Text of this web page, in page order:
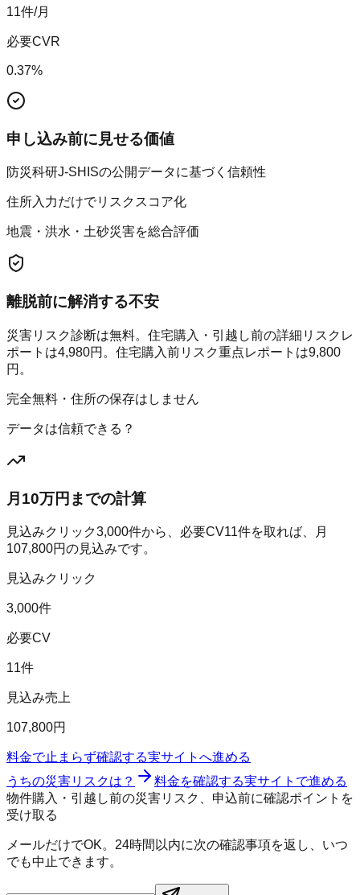
11件/月
必要CVR
0.37%
申し込み前に見せる価値
防災科研J-SHISの公開データに基づく信頼性
住所入力だけでリスクスコア化
地震・洪水・土砂災害を総合評価
離脱前に解消する不安
災害リスク診断は無料。住宅購入・引越し前の詳細リスクレ
ポートは4,980円。住宅購入前リスク重点レポートは9,800
円。
完全無料・住所の保存はしません
データは信頼できる？
月10万円までの計算
見込みクリック3,000件から、必要CV11件を取れば、月
107,800円の見込みです。
見込みクリック
3,000件
必要CV
11件
見込み売上
107,800円
料金で止まらず確認する実サイトへ進める
うちの災害リスクは？
料金を確認する実サイトで進める
物件購入・引越し前の災害リスク、申込前に確認ポイントを
受け取る
メールだけでOK。24時間以内に次の確認事項を返し、いつ
でも中止できます。